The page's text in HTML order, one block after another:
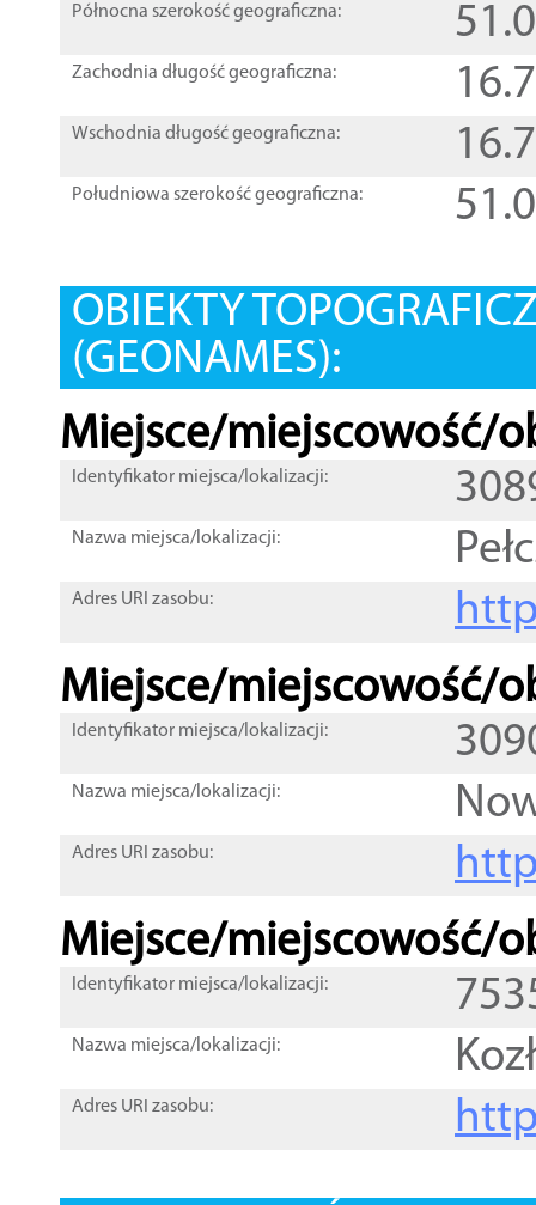
Północna szerokość geograficzna:
Zachodnia długość geograficzna:
Wschodnia długość geograficzna:
Południowa szerokość geograficzna:
OBIEKTY
(GEONAMES):
Miejsce/miejscowość/
Identyfikator miejsca/lokalizacji:
Nazwa miejsca/lokalizacji:
Adres URI zasobu:
Miejsce/miejscowość/
Identyfikator miejsca/lokalizacji:
Nazwa miejsca/lokalizacji:
Adres URI zasobu:
Miejsce/miejscowość/
Identyfikator miejsca/lokalizacji:
Nazwa miejsca/lokalizacji:
Adres URI zasobu: